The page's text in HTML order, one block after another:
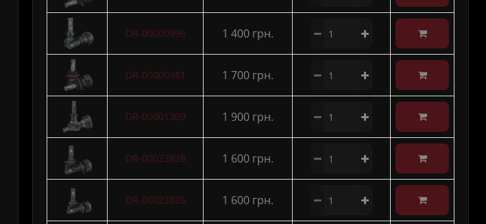
DR-00000996 1 400 грн.
DR-00000981 1 700 грн.
DR-00001309 1 900 грн.
DR-00023828 1 600 грн.
DR-00023826 1 600 грн.